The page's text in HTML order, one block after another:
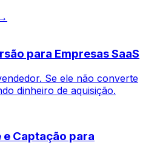
para Empresas SaaS
Se ele não converte
dinheiro de aquisição.
Captação para